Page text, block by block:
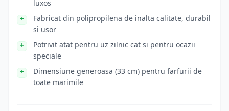
luxos
Fabricat din polipropilena de inalta calitate, durabil
si usor
Potrivit atat pentru uz zilnic cat si pentru ocazii
speciale
Dimensiune generoasa (33 cm) pentru farfurii de
toate marimile